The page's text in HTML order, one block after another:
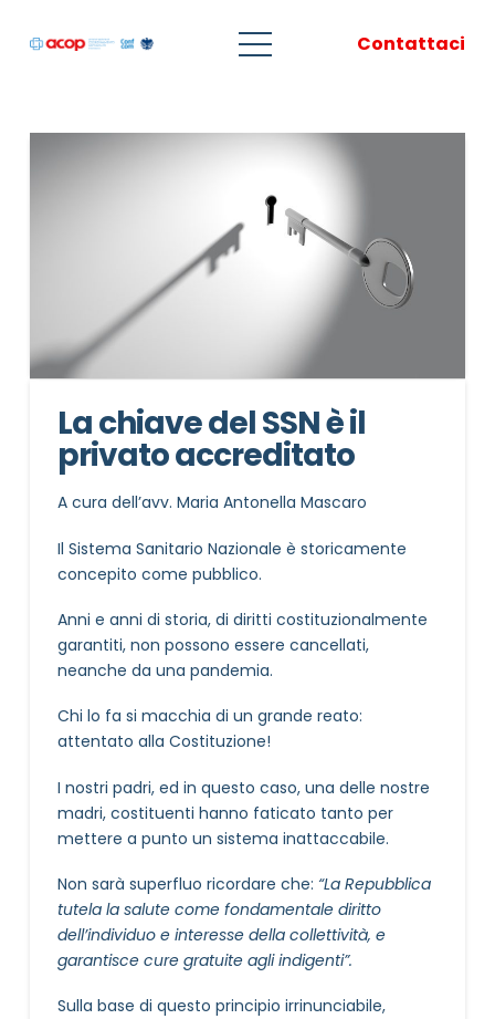
Contattaci
La chiave del SSN è il
privato accreditato
A cura dell’avv. Maria Antonella Mascaro
Il Sistema Sanitario Nazionale è storicamente
concepito come pubblico.
Anni e anni di storia, di diritti costituzionalmente
garantiti, non possono essere cancellati,
neanche da una pandemia.
Chi lo fa si macchia di un grande reato:
attentato alla Costituzione!
I nostri padri, ed in questo caso, una delle nostre
madri, costituenti hanno faticato tanto per
mettere a punto un sistema inattaccabile.
Non sarà superfluo ricordare che: “La Repubblica
tutela la salute come fondamentale diritto
dell’individuo e interesse della collettività, e
garantisce cure gratuite agli indigenti”.
Sulla base di questo principio irrinunciabile,